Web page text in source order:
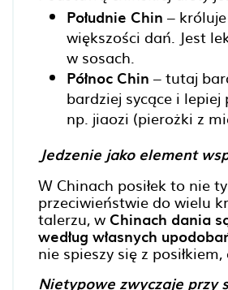
Południe Chin – króluje
większości dań. Jest
w sosach.
Północ Chin – tutaj
bardziej sycące i
np. jiaozi (pierożki z
Jedzenie jako element
W Chinach posiłek to nie
przeciwieństwie do wielu
talerzu, w Chinach dania
według własnych
nie spieszy się z
Nietypowe zwyczaje przy